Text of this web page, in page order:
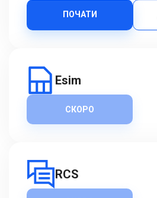
ПОЧАТИ
Esim
СКОРО
RCS